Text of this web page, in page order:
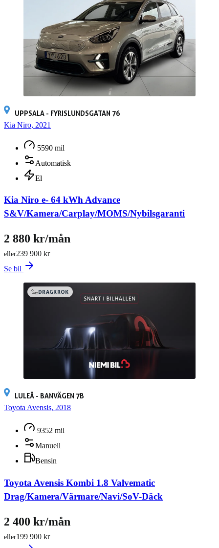
UPPSALA - FYRISLUNDSGATAN 76
Kia Niro, 2021
5590 mil
Automatisk
El
Kia Niro e- 64 kWh Advance
S&V/Kamera/Carplay/MOMS/Nybilsgaranti
239 900 kr
eller
2 880 kr/mån
Se bil
DRAGKROK
LULEÅ - BANVÄGEN 7B
Toyota Avensis, 2018
9352 mil
Manuell
Bensin
Toyota Avensis Kombi 1.8 Valvematic
Drag/Kamera/Värmare/Navi/SoV-Däck
199 900 kr
eller
2 400 kr/mån